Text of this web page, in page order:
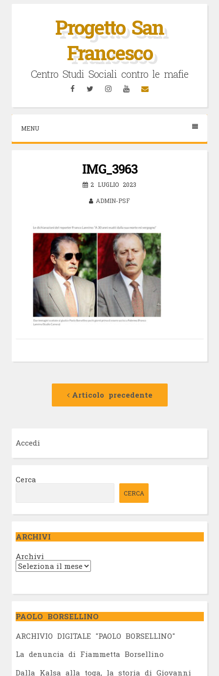
Progetto San
Francesco
Centro Studi Sociali contro le mafie
FacebookTwitterInstagramYouTubeEmail
MENU
IMG_3963
2 LUGLIO 2023
ADMIN-PSF
Navigazione
Articolo precedente
Articolo
Accedi
Cerca
CERCA
ARCHIVI
Archivi
PAOLO BORSELLINO
ARCHIVIO DIGITALE "PAOLO BORSELLINO"
La denuncia di Fiammetta Borsellino
Dalla Kalsa alla toga, la storia di Giovanni